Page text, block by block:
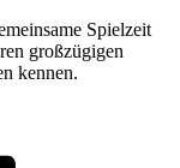
Spielzeit
großzügigen
kennen.